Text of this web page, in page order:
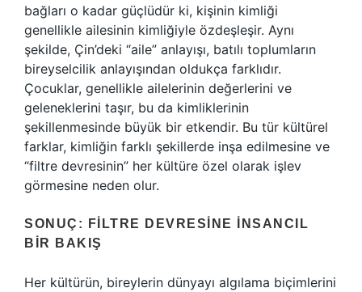
bağları o kadar güçlüdür ki, kişinin kimliği
genellikle ailesinin kimliğiyle özdeşleşir. Aynı
şekilde, Çin’deki “aile” anlayışı, batılı toplumların
bireyselcilik anlayışından oldukça farklıdır.
Çocuklar, genellikle ailelerinin değerlerini ve
geleneklerini taşır, bu da kimliklerinin
şekillenmesinde büyük bir etkendir. Bu tür kültürel
farklar, kimliğin farklı şekillerde inşa edilmesine ve
“filtre devresinin” her kültüre özel olarak işlev
görmesine neden olur.
SONUÇ: FILTRE DEVRESINE İNSANCIL
BIR BAKIŞ
Her kültürün, bireylerin dünyayı algılama biçimlerini